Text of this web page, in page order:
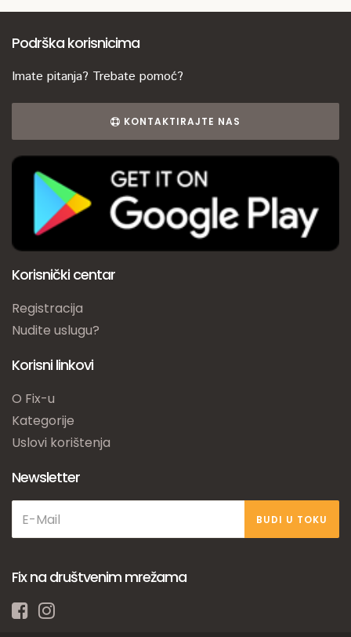
Podrška korisnicima
Imate pitanja? Trebate pomoć?
KONTAKTIRAJTE NAS
Korisnički centar
Registracija
Nudite uslugu?
Korisni linkovi
O Fix-u
Kategorije
Uslovi korištenja
Newsletter
BUDI U TOKU
Fix na društvenim mrežama